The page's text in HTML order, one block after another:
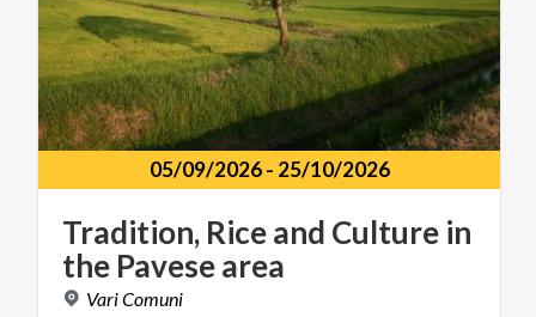
05/09/2026- 25/10/2026
Tradition, Riceand Culture in
the Pavesearea
VariComuni